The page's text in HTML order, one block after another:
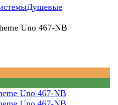
Душевые
Uno 467-NB